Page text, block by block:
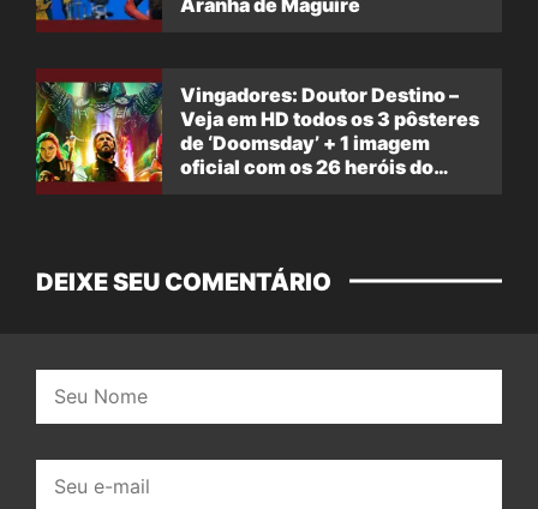
Aranha de Maguire
Vingadores: Doutor Destino –
Veja em HD todos os 3 pôsteres
de ‘Doomsday’ + 1 imagem
oficial com os 26 heróis do
DEIXE SEU COMENTÁRIO
mail: